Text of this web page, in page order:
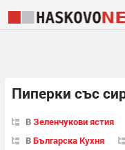
Пиперки със
ВЗеленчукови ястия
ВБългарска Кухня